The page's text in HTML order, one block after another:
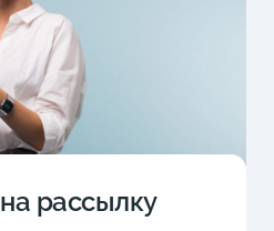
рассылку